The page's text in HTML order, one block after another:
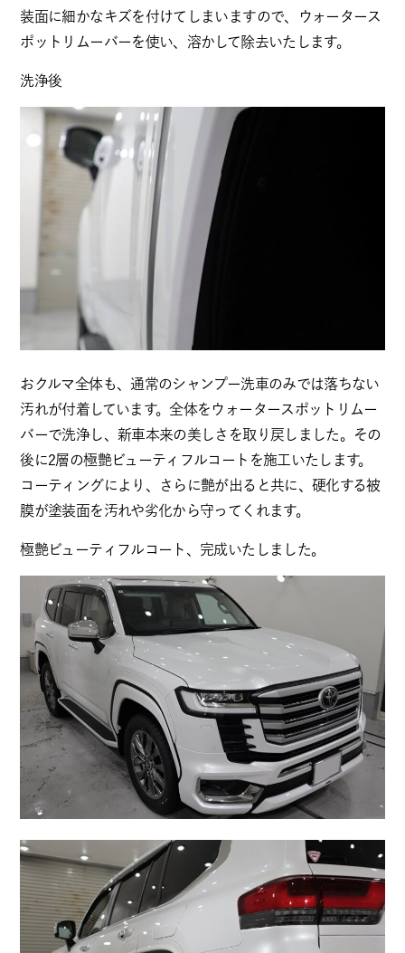
装面に細かなキズを付けてしまいますので、ウォータース
ポットリムーバーを使い、溶かして除去いたします。
洗浄後
おクルマ全体も、通常のシャンプー洗車のみでは落ちない
汚れが付着しています。全体をウォータースポットリムー
バーで洗浄し、新車本来の美しさを取り戻しました。その
後に2層の極艶ビューティフルコートを施工いたします。
コーティングにより、さらに艶が出ると共に、硬化する被
膜が塗装面を汚れや劣化から守ってくれます。
極艶ビューティフルコート、完成いたしました。